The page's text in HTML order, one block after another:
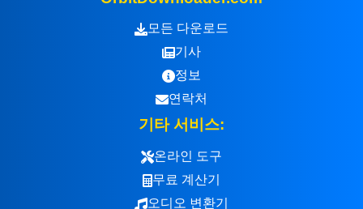
모든 다운로드
기사
정보
연락처
기타 서비스:
온라인 도구
무료 계산기
오디오 변환기